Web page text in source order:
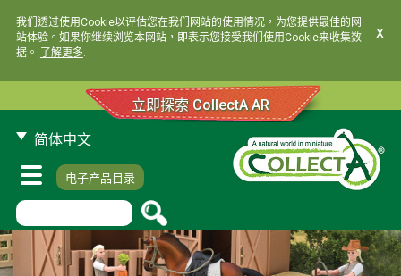
我们透过使用Cookie以评估您在我们网站的使用情况，为您提供最佳的网
站体验。如果你继续浏览本网站，即表示您接受我们使用Cookie来收集数
据。
了解更多.
x
立即探索 CollectA AR
简体中文
电子产品目录